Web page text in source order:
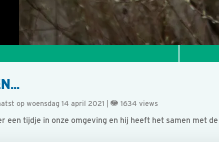
op woensdag 14 april 2021 | 1634 views
een tijdje in onze omgeving en hij heeft het samen met